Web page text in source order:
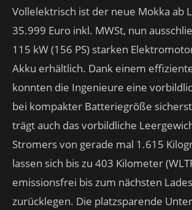
Vollelektrisch ist der neue Mokka ab
35.999 Euro inkl. MWSt, nun
115 kW (156 PS) starken
Akku erhältlich. Dank einem
konnten die Ingenieure eine
bei kompakter Batteriegröße
trägt auch das vorbildliche
Stromers von gerade mal 1.615
lassen sich bis zu 403 Kilometer
emissionsfrei bis zum nächsten
zurücklegen. Die platzsparende